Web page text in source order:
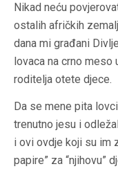
Nikad neću
ostalih afričkih
dana mi građani
lovaca na crno
roditelja otete djece.
Da se mene pita
trenutno jesu i
i ovi ovdje koji su im
papire” za “njihovu”